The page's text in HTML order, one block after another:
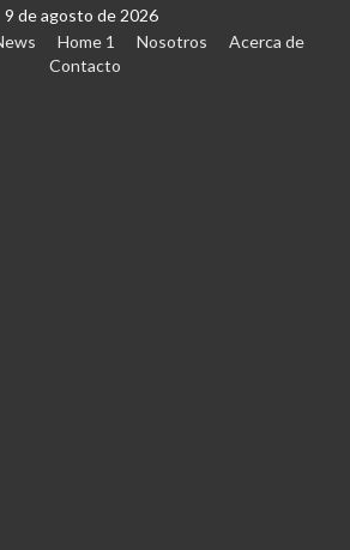
9 de agosto de 2026
Home 1 Nosotros
Acerca de
Contacto